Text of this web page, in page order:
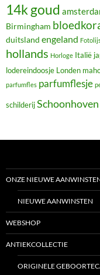
14k goud
Birmingham
duitsland engeland
hollands Horloge Italië
lodereindoosje Londen
parfumfles parfumflesje
schilderijSchoonhoven
ONZE NIEUWE
NIEUWE AANWINSTEN
WEBSHOP
ANTIEKCOLLECTIE
ORIGINELE